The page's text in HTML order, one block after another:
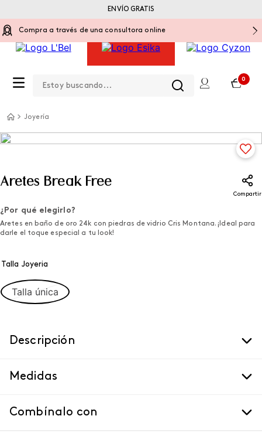
Compra a través de una consultora online
0
ENVÍO GRATIS
Joyería
Aretes Break Free
Compartir
¿Por qué elegirlo?
Aretes en baño de oro 24k con piedras de vidrio Cris Montana. ¡Ideal para
darle el toque especial a tu look!
Talla Joyeria
Talla única
Descripción
Medidas
Combínalo con